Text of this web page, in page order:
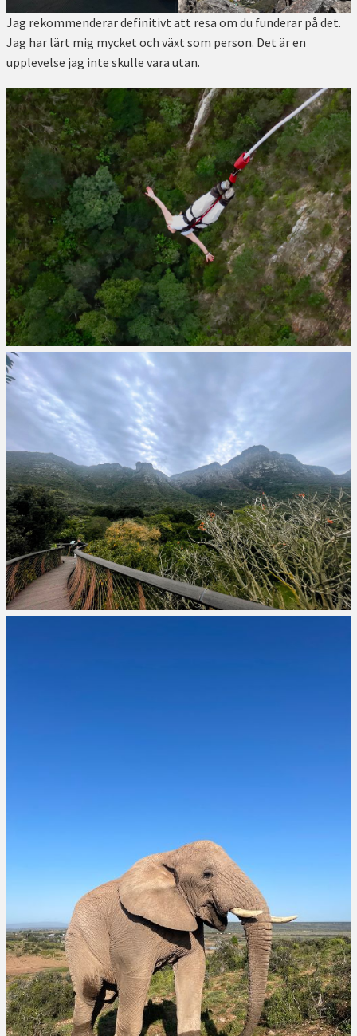
Jag rekommenderar definitivt att resa om du funderar på det.
Jag har lärt mig mycket och växt som person. Det är en
upplevelse jag inte skulle vara utan.